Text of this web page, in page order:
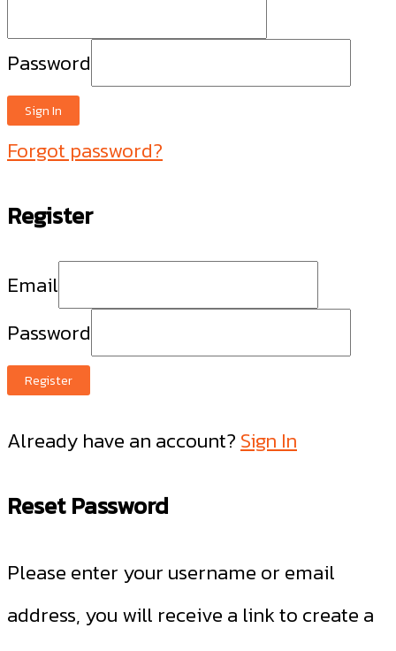
Password
Sign In
Forgot password?
Register
Email
Password
Register
Already have an account? Sign In
Reset Password
Please enter your username or email
address, you will receive a link to create a